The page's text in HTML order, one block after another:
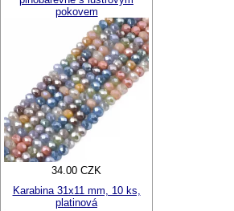
pokovem
34.00 CZK
Karabina 31x11 mm, 10 ks,
platinová